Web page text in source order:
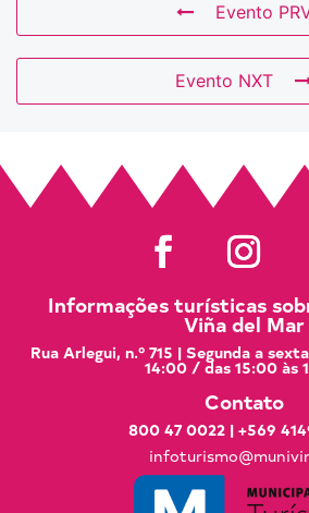
Evento
Evento NXT
Informações turísticas
Viña del Mar
Rua Arlegui, n.º 715 | Segunda a
14:00 / das 15:00 às
Contato
800 47 0022 | +569